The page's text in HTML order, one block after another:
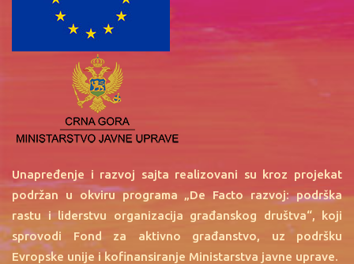
Unapređenje i razvoj sajta realizovani su kroz projekat
podržan u okviru programa „De Facto razvoj: podrška
rastu i liderstvu organizacija građanskog društva“, koji
sprovodi Fond za aktivno građanstvo, uz podršku
Evropske unije i kofinansiranje Ministarstva javne uprave.